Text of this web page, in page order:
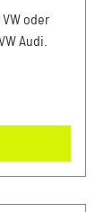
oder
Audi.
für
lange
Ihren